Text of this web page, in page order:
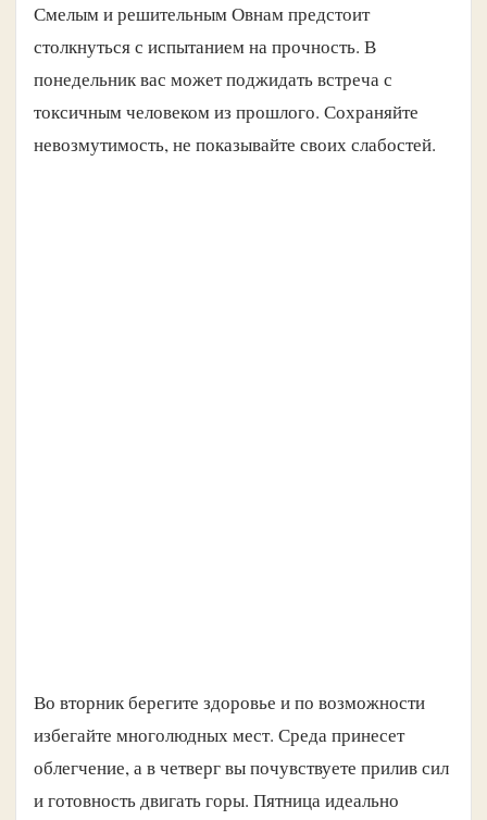
Смелым и решительным Овнам предстоит
столкнуться с испытанием на прочность. В
понедельник вас может поджидать встреча с
токсичным человеком из прошлого. Сохраняйте
невозмутимость, не показывайте своих слабостей.
Во вторник берегите здоровье и по возможности
избегайте многолюдных мест. Среда принесет
облегчение, а в четверг вы почувствуете прилив сил
и готовность двигать горы. Пятница идеально